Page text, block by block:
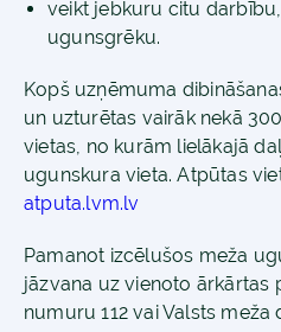
veikt jebkuru citu
ugunsgrēku.
Kopš uzņēmuma
un uzturētas vairāk nekā
vietas, no kurām lielākajā
ugunskura vieta. Atpūtas
atputa.lvm.lv
Pamanot izcēlušos meža
jāzvana uz vienoto ārkārtas
numuru 112 vai Valsts